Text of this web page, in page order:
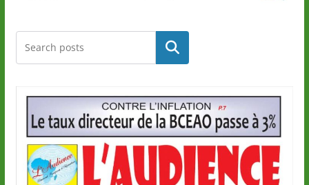
Rechercher